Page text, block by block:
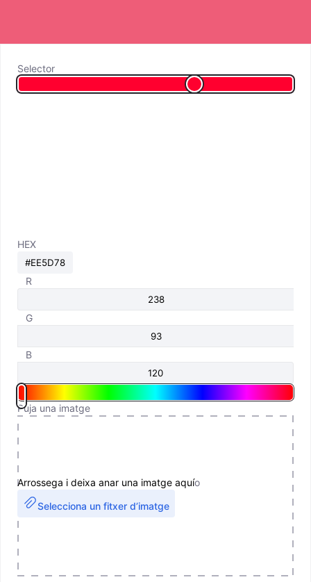
Selector
HEX
R
G
B
Puja una imatge
Arrossega i deixa anar una imatge aquío
Selecciona un fitxer d’imatge